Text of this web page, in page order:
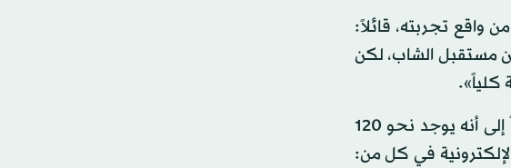
واقع تجربته، قائلاً:
مستقبل الشاب، لكن
كلياً».
ويتفق معه شريف عبد الباقي، مؤكداً أن الثقافة العربية هضمت هذا النشاط تماماً، بل ودعمته، مشيراً إلى أنه يوجد نحو 120
الإلكترونية في كل من: